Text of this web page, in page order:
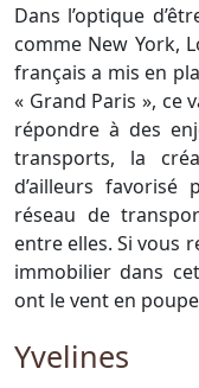
Dans l’optique
comme New York,
français a mis en
« Grand Paris », ce
répondre à des
transports, la
d’ailleurs favorisé
réseau de
entre elles. Si vous
immobilier dans
ont le vent en
Yvelines